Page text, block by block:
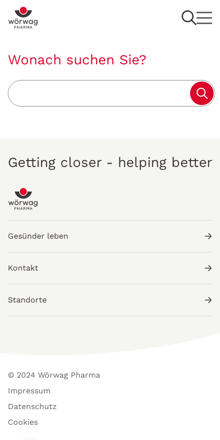
Wonach suchen Sie?
search term
Getting closer - helping better
Gesünder leben
Kontakt
Standorte
© 2024 Wörwag Pharma
Impressum
Datenschutz
Cookies